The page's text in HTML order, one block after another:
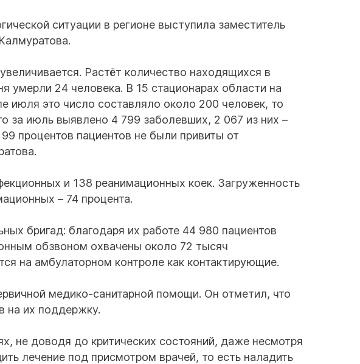
ситуации в регионе выступила заместитель
Растёт количество находящихся в
умерли 24 человека. В 15 стационарах области на
июля это число составляло около 200 человек, то
за июль выявлено 4 799 заболевших, 2 067 из них –
процентов пациентов не были привиты от
и 138 реанимационных коек. Загруженность
– 74 процента.
бригад: благодаря их работе 44 980 пациентов
обзвоном охвачены около 72 тысяч
на амбулаторном контроле как контактирующие.
медико-санитарной помощи. Он отметил, что
на их поддержку.
не доводя до критических состояний, даже несмотря
лечение под присмотром врачей, то есть наладить